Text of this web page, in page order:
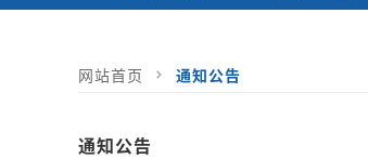
网站首页 通知公告
通知公告